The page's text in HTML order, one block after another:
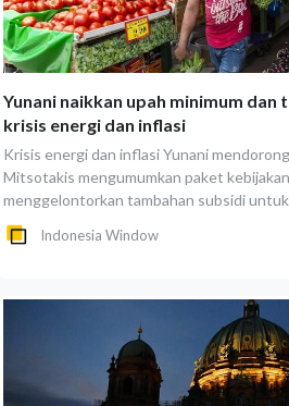
Yunani naikkan upah minimum dan
krisis energi dan inflasi
Krisis energi dan inflasi Yunani
Mitsotakis mengumumkan paket
menggelontorkan tambahan subsidi
Indonesia Window